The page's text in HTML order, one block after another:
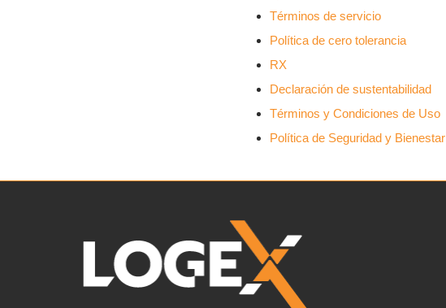
Términos de servicio
Política de cero tolerancia
RX
Declaración de sustentabilidad
Términos y Condiciones de Uso
Política de Seguridad y Bienestar